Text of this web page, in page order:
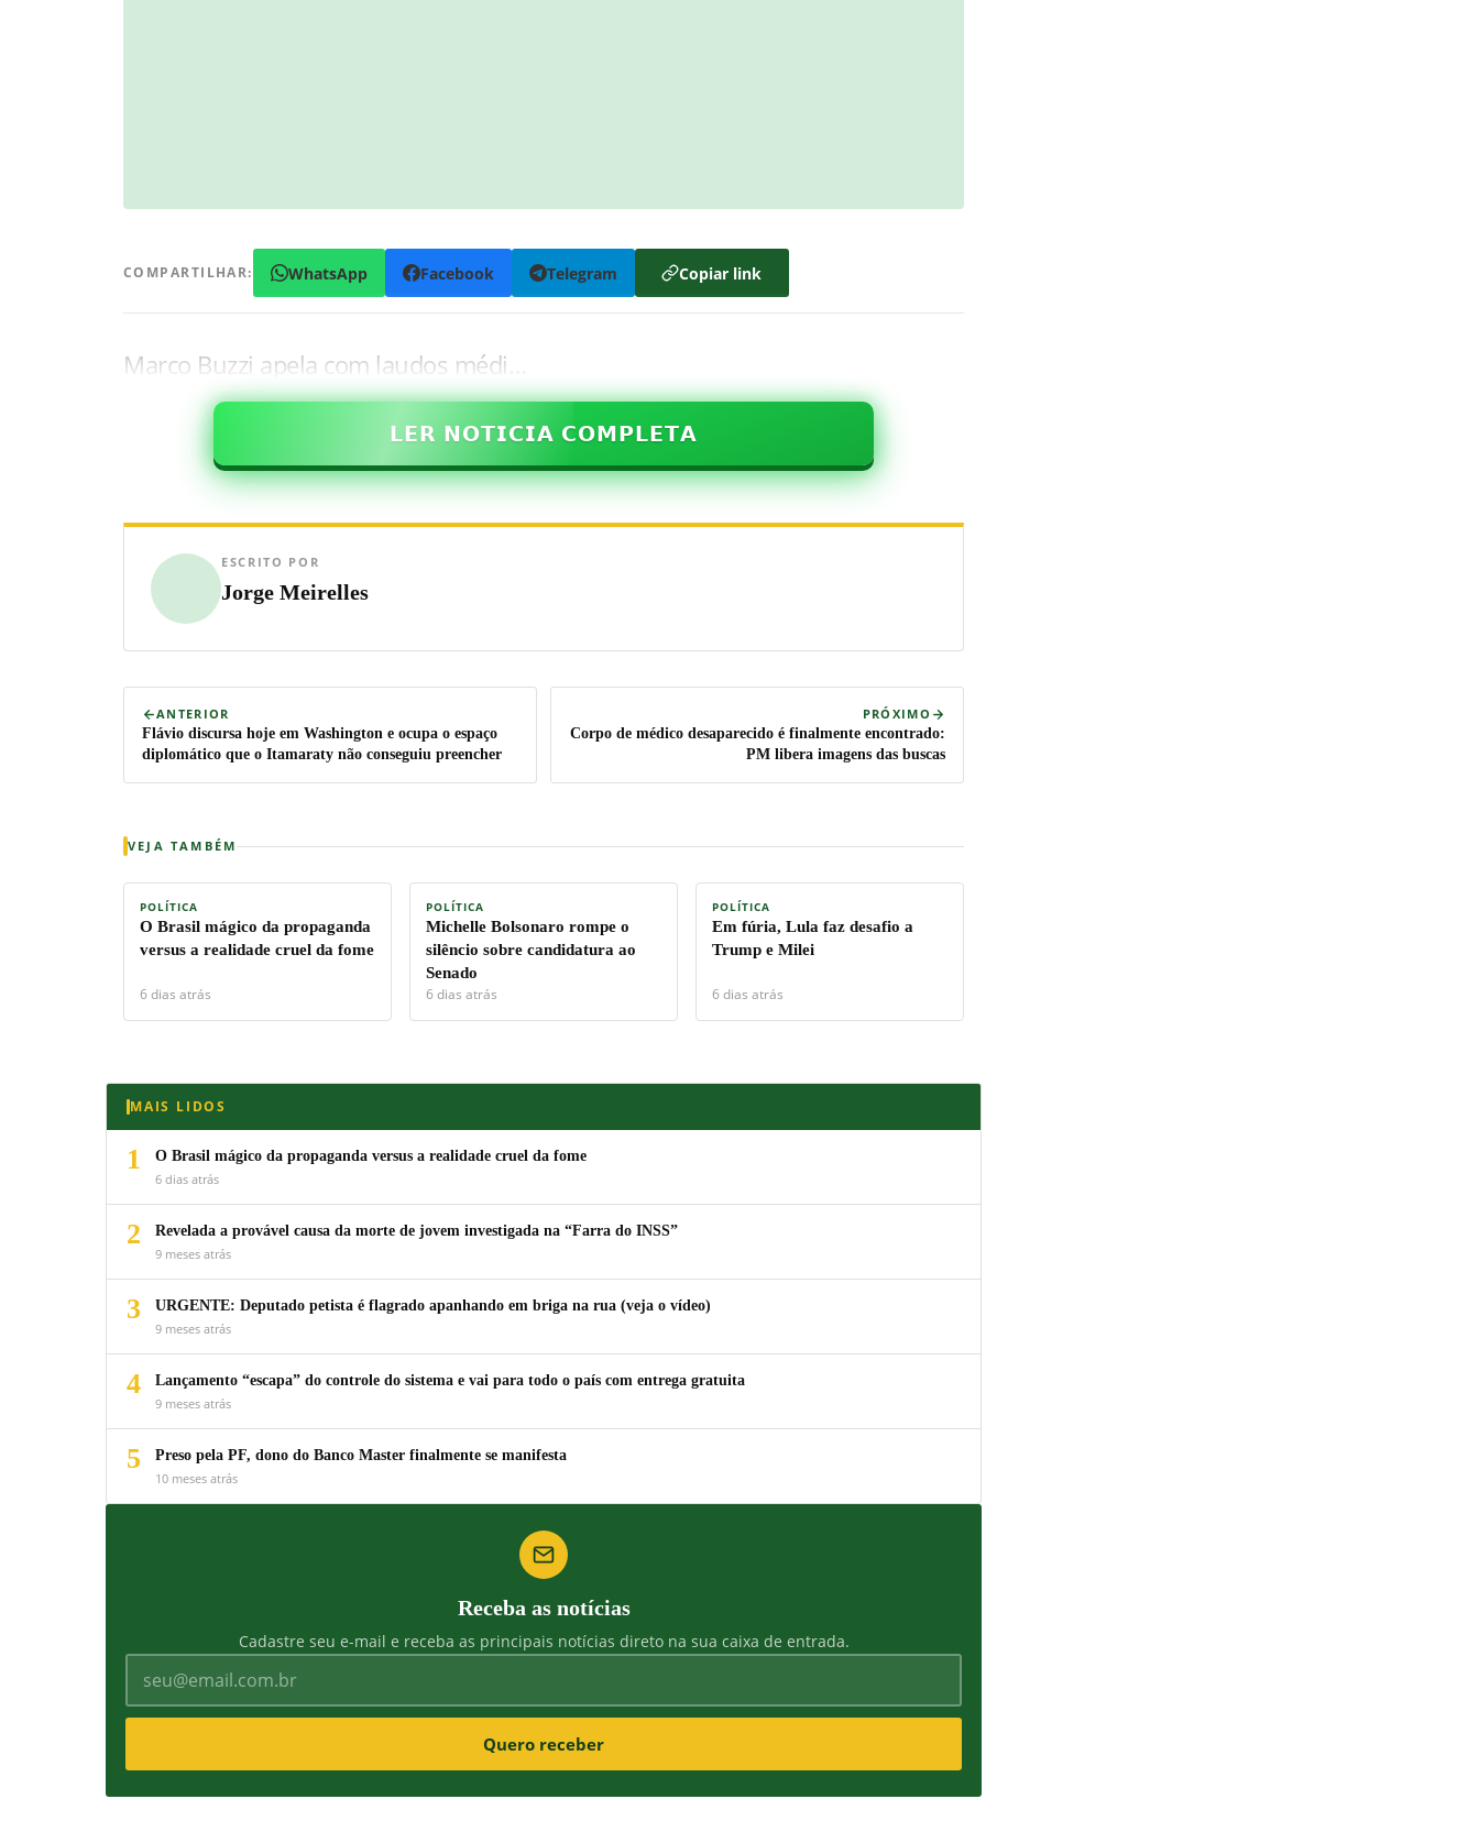
COMPARTILHAR: WhatsApp Facebook Telegram Copiar link
Marco Buzzi apela com laudos médi…
𝗟𝗘𝗥 𝗡𝗢𝗧𝗜𝗖𝗜𝗔 𝗖𝗢𝗠𝗣𝗟𝗘𝗧𝗔
ESCRITO POR
Jorge Meirelles
ANTERIOR
Flávio discursa hoje em Washington e ocupa o espaço
diplomático que o Itamaraty não conseguiu preencher
PRÓXIMO
Corpo de médico desaparecido é finalmente encontrado:
PM libera imagens das buscas
VEJA TAMBÉM
POLÍTICA
O Brasil mágico da propaganda
versus a realidade cruel da fome
6 dias atrás
POLÍTICA
Michelle Bolsonaro rompe o
silêncio sobre candidatura ao
Senado
6 dias atrás
POLÍTICA
Em fúria, Lula faz desafio a
Trump e Milei
6 dias atrás
MAIS LIDOS
1
O Brasil mágico da propaganda versus a realidade cruel da fome
6 dias atrás
2
Revelada a provável causa da morte de jovem investigada na “Farra do INSS”
9 meses atrás
3
URGENTE: Deputado petista é flagrado apanhando em briga na rua (veja o vídeo)
9 meses atrás
4
Lançamento “escapa” do controle do sistema e vai para todo o país com entrega gratuita
9 meses atrás
5
Preso pela PF, dono do Banco Master finalmente se manifesta
10 meses atrás
Receba as notícias
Cadastre seu e-mail e receba as principais notícias direto na sua caixa de entrada.
Quero receber